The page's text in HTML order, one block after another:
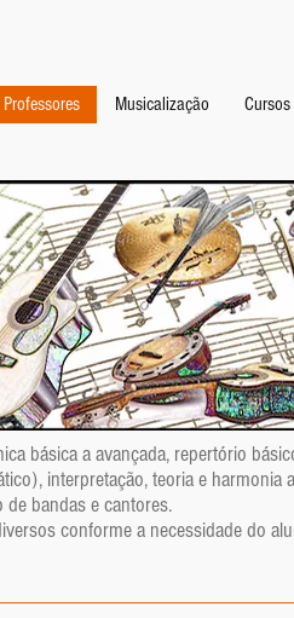
Musicalização
básica a avançada, repertório
interpretação, teoria e harmonia
bandas e cantores.
conforme a necessidade do